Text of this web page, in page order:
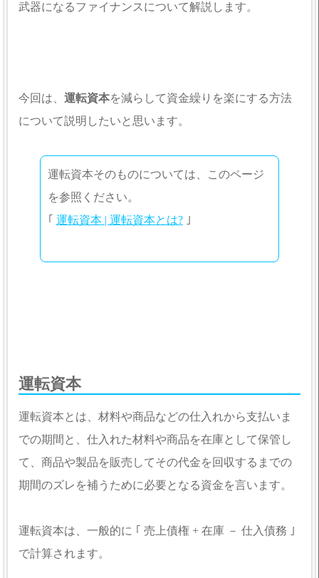
武器になるファイナンスについて解説します。
今回は、 運転資本を減らして資金繰りを楽にする方法
について説明したいと思います。
運転資本そのものについては、このページ
を参照ください。
｢ 運転資本 | 運転資本とは? ｣
運転資本
運転資本とは、材料や商品などの仕入れから支払いま
での期間と、仕入れた材料や商品を在庫として保管し
て、商品や製品を販売してその代金を回収するまでの
期間のズレを補うために必要となる資金を言います。
運転資本は、一般的に ｢ 売上債権 + 在庫 － 仕入債務 ｣
で計算されます。